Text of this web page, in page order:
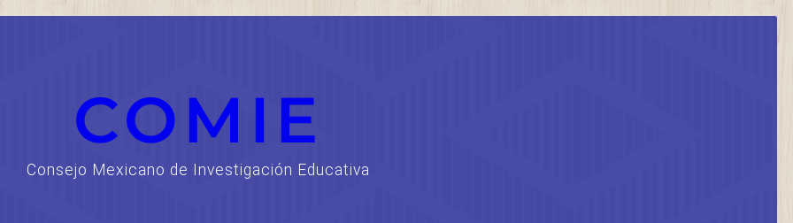
COMIE
Consejo Mexicano de Investigación Educativa